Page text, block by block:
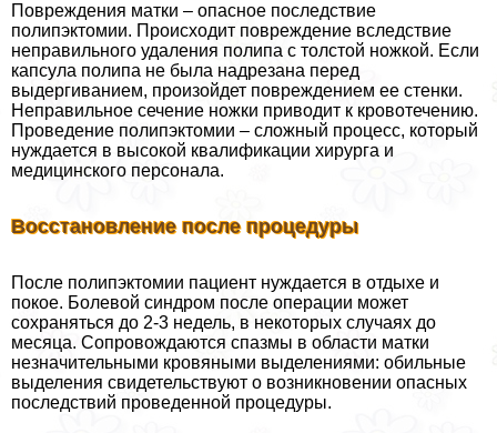
Повреждения матки – опасное последствие
полипэктомии. Происходит повреждение вследствие
неправильного удаления полипа с толстой ножкой. Если
капсула полипа не была надрезана перед
выдергиванием, произойдет повреждением ее стенки.
Неправильное сечение ножки приводит к кровотечению.
Проведение полипэктомии – сложный процесс, который
нуждается в высокой квалификации хирурга и
медицинского персонала.
Восстановление после процедуры
После полипэктомии пациент нуждается в отдыхе и
покое. Болевой синдром после операции может
сохраняться до 2-3 недель, в некоторых случаях до
месяца. Сопровождаются спазмы в области матки
незначительными кровяными выделениями: обильные
выделения свидетельствуют о возникновении опасных
последствий проведенной процедуры.